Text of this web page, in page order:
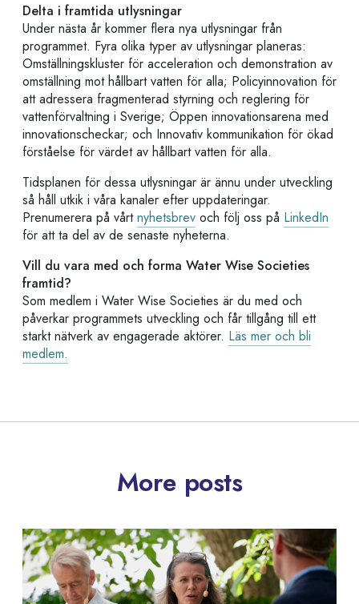
Delta i framtida utlysningar
Under nästa år kommer flera nya utlysningar från
programmet. Fyra olika typer av utlysningar planeras:
Omställningskluster för acceleration och demonstration av
omställning mot hållbart vatten för alla; Policyinnovation för
att adressera fragmenterad styrning och reglering för
vattenförvaltning i Sverige; Öppen innovationsarena med
innovationscheckar; och Innovativ kommunikation för ökad
förståelse för värdet av hållbart vatten för alla.
Tidsplanen för dessa utlysningar är ännu under utveckling
så håll utkik i våra kanaler efter uppdateringar.
Prenumerera på vårtnyhetsbrev och följ oss på LinkedIn
för att ta del av de senaste nyheterna.
Vill du vara med och forma Water Wise Societies
framtid?
Som medlem i Water Wise Societies är du med och
påverkar programmets utveckling och får tillgång till ett
starkt nätverk av engagerade aktörer. Läs mer och bli
medlem.
More posts